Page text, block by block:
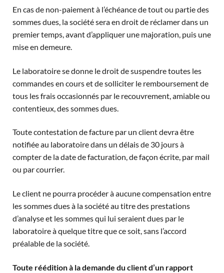
En cas de non-paiement à l’échéance de tout ou partie des
sommes dues, la société sera en droit de réclamer dans un
premier temps, avant d’appliquer une majoration, puis une
mise en demeure.
Le laboratoire se donne le droit de suspendre toutes les
commandes en cours et de solliciter le remboursement de
tous les frais occasionnés par le recouvrement, amiable ou
contentieux, des sommes dues.
Toute contestation de facture par un client devra être
notifiée au laboratoire dans un délais de 30 jours à
compter de la date de facturation, de façon écrite, par mail
ou par courrier.
Le client ne pourra procéder à aucune compensation entre
les sommes dues à la société au titre des prestations
d’analyse et les sommes qui lui seraient dues par le
laboratoire à quelque titre que ce soit, sans l’accord
préalable de la société.
Toute réédition à la demande du client d’un rapport